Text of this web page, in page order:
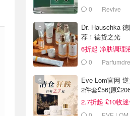
0 Revive
Dr. Hauschka
荐！德货之光
6折起 净肤调理
0
Eve Lom官网
2件套£56(原
2.7折起 £10收